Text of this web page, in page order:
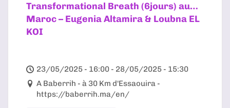
Transformational Breath (6jours) au
Maroc – Eugenia Altamira & Loubna EL
KOI
23/05/2025 - 16:00 - 28/05/2025 - 15:30
A Baberrih - à 30 Km d'Essaouira -
https://baberrih.ma/en/